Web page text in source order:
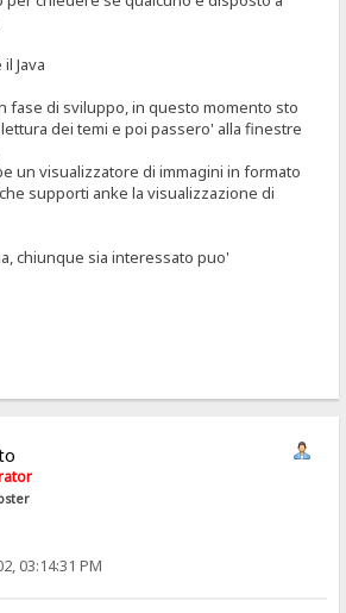
Java
fase di sviluppo, in questo momento sto
dei temi e poi passero' alla finestre
un visualizzatore di immagini in formato
supporti anke la visualizzazione di
chiunque sia interessato puo'
03:14:31 PM